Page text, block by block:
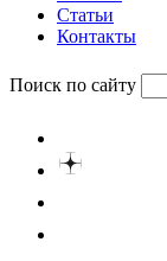
Статьи
Контакты
Поиск по сайту